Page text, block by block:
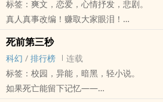
标签：爽文，恋爱，心情抒发，悲剧。
真人真事改编！赚取大家眼泪！
叶以默一直以为，爱情只要努力，就不会输
她是朋友口中的「默姐」，理性、可靠、
在爱情里，她却一次次失控、怀疑、崩溃
她爱过李日日——一段隐秘、混乱、被否认
死前第三秒
科幻 / 排行榜
连载
标签：校园，异能，暗黑，轻小说。
如果死亡能留下记忆——